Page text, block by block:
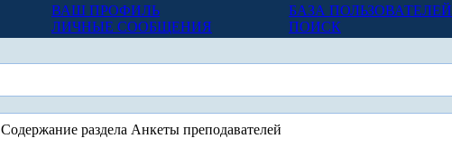
ВАШ ПРОФИЛЬ
ЛИЧНЫЕ СООБЩЕНИЯ
БАЗА ПОЛЬЗОВАТЕЛЕЙ
ПОИСК
Содержание раздела Анкеты преподавателей